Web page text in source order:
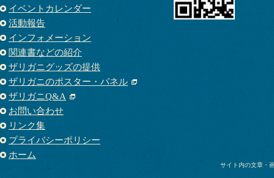
イベントカレンダー
活動報告
インフォメーション
関連書などの紹介
ザリガニグッズの提供
ザリガニのポスター・パネル
ザリガニQ&A
お問い合わせ
リンク集
プライバシーポリシー
ホーム
サイト内の文章・